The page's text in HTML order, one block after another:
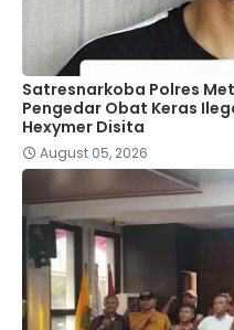
Satresnarkoba Polres
Pengedar Obat Keras
Hexymer Disita
August 05, 2026